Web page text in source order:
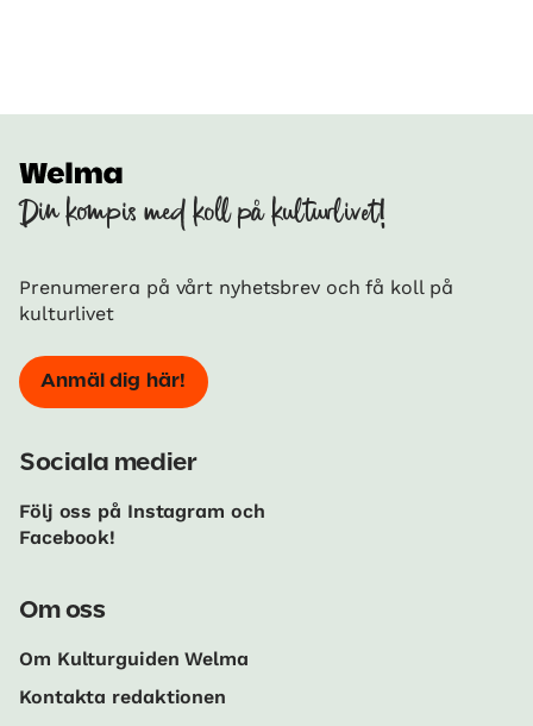
Din kompis med koll på kulturlivet!
Prenumerera på vårt nyhetsbrev och få koll på
kulturlivet
Anmäl dig här!
Sociala medier
Följ oss på Instagram och
Facebook!
Om oss
Om Kulturguiden Welma
Kontakta redaktionen